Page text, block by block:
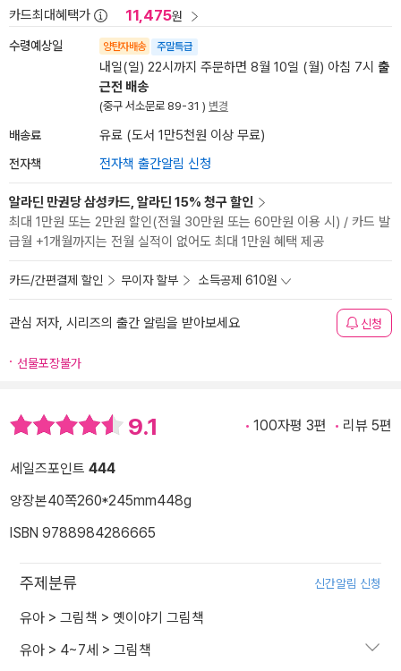
카드최대혜택가 11,475원
수령예상일 양탄자배송 주말특급
내일(일) 22시까지 주문하면 8월 10일 (월) 아침 7시 출
근전 배송
(중구 서소문로 89-31 ) 변경
배송료 유료 (도서 1만5천원 이상 무료)
전자책 전자책 출간알림 신청
알라딘 만권당 삼성카드, 알라딘 15% 청구 할인
최대 1만원 또는 2만원 할인(전월 30만원 또는 60만원 이용 시) / 카드 발
급월 +1개월까지는 전월 실적이 없어도 최대 1만원 혜택 제공
카드/간편결제 할인 무이자 할부 소득공제 610원
관심 저자, 시리즈의 출간 알림을 받아보세요 신청
선물포장불가
9.1 100자평 3편 리뷰 5편
세일즈포인트 444
양장본40쪽260*245mm448g
ISBN 9788984286665
주제분류 신간알림 신청
유아 > 그림책 > 옛이야기 그림책
유아 > 4~7세 > 그림책